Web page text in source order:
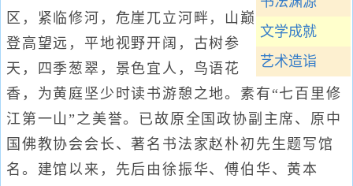
文学成就
艺术造诣
区，紧临修河，危崖兀立河畔，山巅
登高望远，平地视野开阔，古树参
天，四季葱翠，景色宜人，鸟语花
香，为黄庭坚少时读书游憩之地。素有“七百里修
江第一山”之美誉。已故原全国政协副主席、原中
国佛教协会会长、著名书法家赵朴初先生题写馆
名。建馆以来，先后由徐振华、傅伯华、黄本